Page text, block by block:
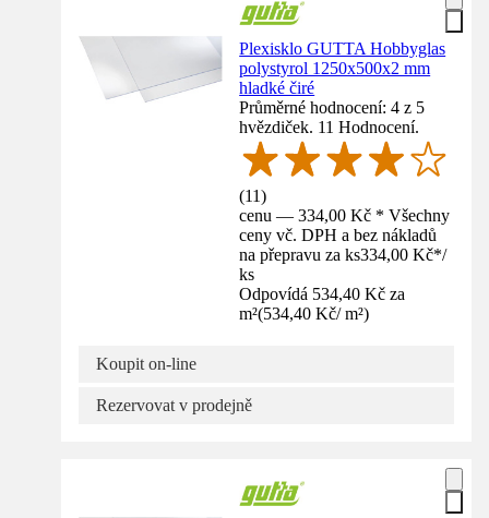
Plexisklo GUTTA Hobbyglas
polystyrol 1250x500x2 mm
hladké čiré
Průměrné hodnocení: 4 z 5
hvězdiček. 11 Hodnocení.
(11)
cenu — 334,00 Kč * Všechny
ceny vč. DPH a bez nákladů
na přepravu za ks334,00 Kč*/
ks
Odpovídá 534,40 Kč za
m²(534,40 Kč/ m²)
Koupit on-line
Rezervovat v prodejně